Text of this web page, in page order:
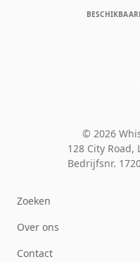
© 2026
128 City Road,
Bedrijfsnr.
Zoeken
Over ons
Contact